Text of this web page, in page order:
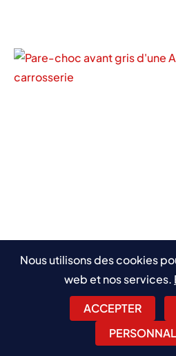
Pare choc avant Audi
Nous utilisons des cookies
web et nos services.
ACCEPTER